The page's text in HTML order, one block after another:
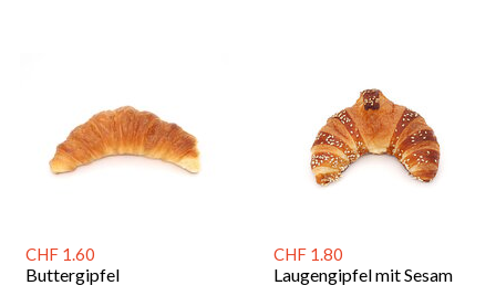
CHF 1.60
Buttergipfel
CHF 1.80
Laugengipfel mit Sesam